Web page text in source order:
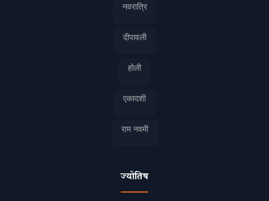
नवरात्रि
दीपावली
होली
एकादशी
राम नवमी
ज्योतिष